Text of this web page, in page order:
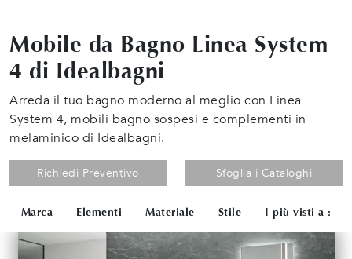
Mobile da Bagno Linea System
4 di Idealbagni
Arreda il tuo bagno moderno al meglio con Linea
System 4, mobili bagno sospesi e complementi in
melaminico di Idealbagni.
Richiedi Preventivo Sfoglia i Cataloghi
Marca Elementi Materiale Stile I più visti a :